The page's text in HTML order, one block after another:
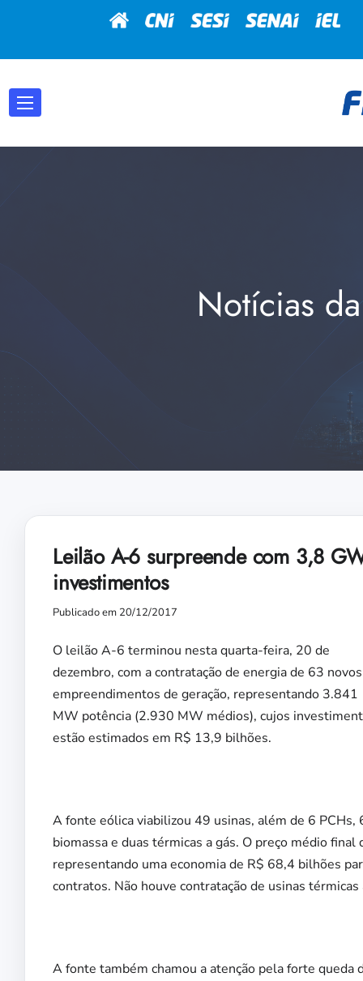
Notícias
Leilão A-6 surpreende com 3,8
investimentos
Publicado em 20/12/2017
O leilão A-6 terminou nesta quarta-feira, 20 de
dezembro, com a contratação de energia de 63 novos
empreendimentos de geração, representando 3.841
MW potência (2.930 MW médios), cujos
estão estimados em R$ 13,9 bilhões.
A fonte eólica viabilizou 49 usinas, além de 6 PCHs,
biomassa e duas térmicas a gás. O preço médio
representando uma economia de R$ 68,4 bilhões
contratos. Não houve contratação de usinas térmicas
A fonte também chamou a atenção pela forte